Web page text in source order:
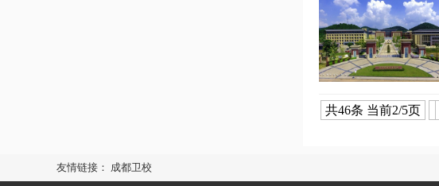
共46条 当前2/5页
友情链接： 成都卫校